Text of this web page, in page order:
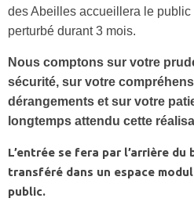
des Abeilles accueillera le public
perturbé durant 3 mois.
Nous comptons sur votre
sécurité, sur votre
dérangements et sur votre
longtemps attendu cette
L’entrée se fera par l’arrière
transféré dans un espace
public.